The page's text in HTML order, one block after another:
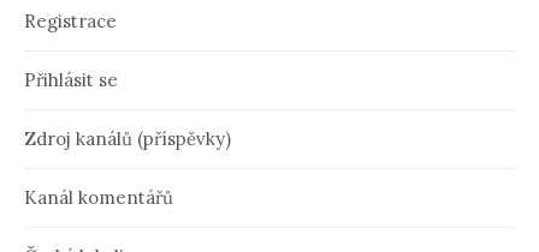
Registrace
Přihlásit se
Zdroj kanálů (příspěvky)
Kanál komentářů